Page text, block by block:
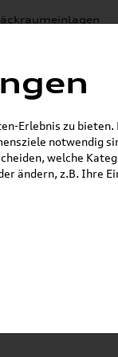
Erlebnis zu
notwendig
welche
ändern, z.B. Ihre